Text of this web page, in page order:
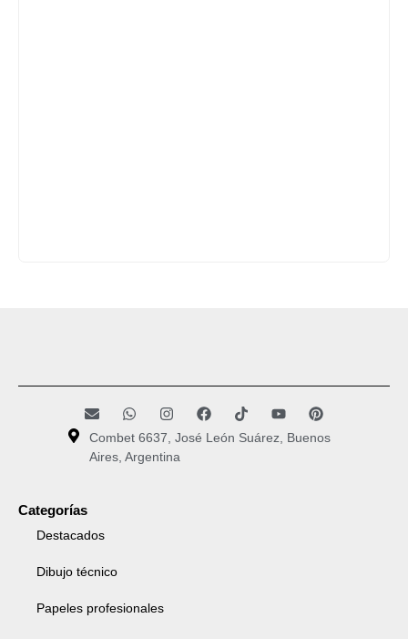
Combet 6637, José León Suárez, Buenos
Aires, Argentina
Categorías
Destacados
Dibujo técnico
Papeles profesionales